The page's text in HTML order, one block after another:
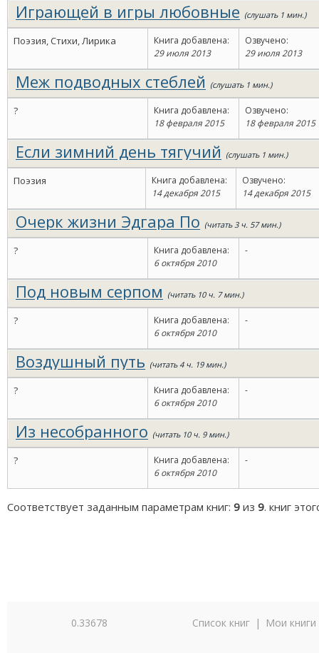
Играющей в игры любовные (слушать 1 мин.)
Поэзия, Стихи, Лирика
Книга добавлена:
29 июля 2013
Озвучено:
29 июля 2013
Меж подводных стеблей (слушать 1 мин.)
?
Книга добавлена:
18 февраля 2015
Озвучено:
18 февраля 2015
Если зимний день тягучий (слушать 1 мин.)
Поэзия
Книга добавлена:
14 декабря 2015
Озвучено:
14 декабря 2015
Очерк жизни Эдгара По (читать 3 ч. 57 мин.)
?
Книга добавлена:
6 октября 2010
-
Под новым серпом (читать 10 ч. 7 мин.)
?
Книга добавлена:
6 октября 2010
-
Воздушный путь (читать 4 ч. 19 мин.)
?
Книга добавлена:
6 октября 2010
-
Из несобранного (читать 10 ч. 9 мин.)
?
Книга добавлена:
6 октября 2010
-
Соответствует заданным параметрам книг: 9 из 9. книг
0.33678 Список книг | Мои книги